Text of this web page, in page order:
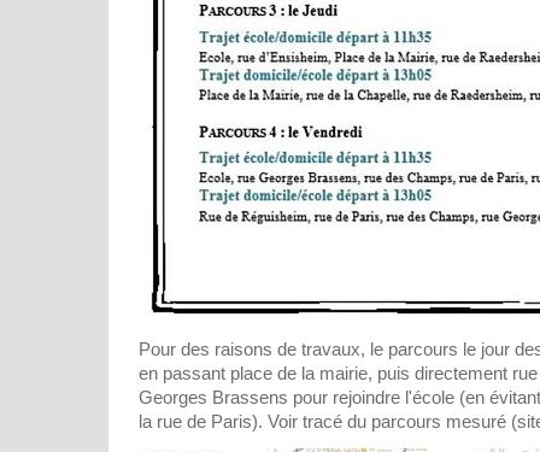
Pour des raisons de travaux, le parcours le jour
en passant place de la mairie, puis directement
Georges Brassens pour rejoindre l'école (en
la rue de Paris). Voir tracé du parcours mesuré